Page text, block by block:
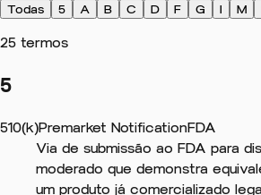
Todas 5 A B C D F G I M
25 termos
5
510(k)Premarket NotificationFDA
Via de submissão ao FDA para
moderado que demonstra
um produto já comercializado